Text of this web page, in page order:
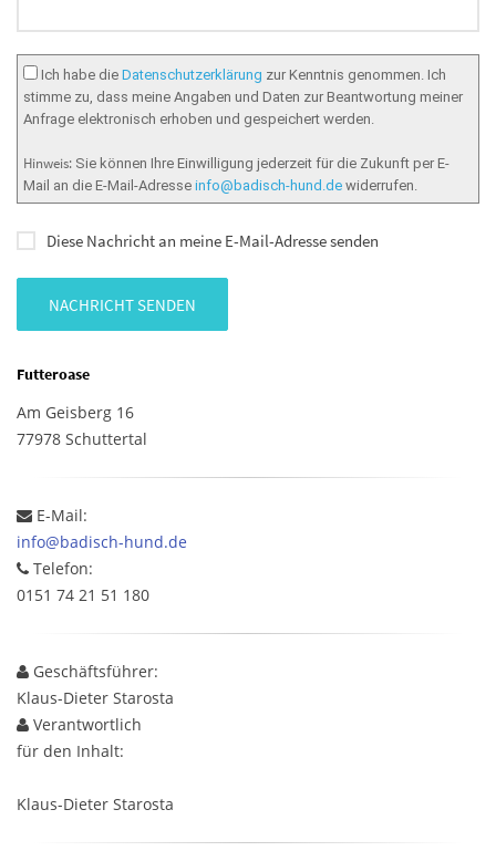
Ich habe die Datenschutzerklärung zur Kenntnis genommen. Ich
stimme zu, dass meine Angaben und Daten zur Beantwortung meiner
Anfrage elektronisch erhoben und gespeichert werden.
Hinweis: Sie können Ihre Einwilligung jederzeit für die Zukunft per E-
Mail an die E-Mail-Adresse info@badisch-hund.de widerrufen.
Diese Nachricht an meine E-Mail-Adresse senden
NACHRICHT SENDEN
Futteroase
Am Geisberg 16
77978 Schuttertal
E-Mail:
info@badisch-hund.de
Telefon:
0151 74 21 51 180
Geschäftsführer:
Klaus-Dieter Starosta
Verantwortlich
für den Inhalt:
Klaus-Dieter Starosta